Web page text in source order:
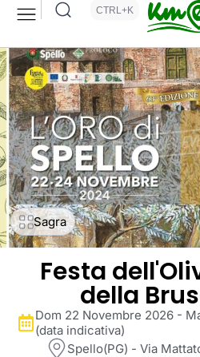
CTRL+K
Sagra
Festa
della
Dom 22 Novembre 2026 -
(data indicativa)
Spello(PG) - Via